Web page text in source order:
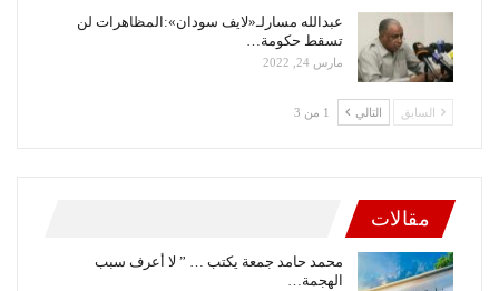
عبدالله مسارلـ«لايف سودان»:المظاهرات لن
تسقط حكومة…
مارس 24, 2022
السابق التالي 1 من 3
مقالات
محمد حامد جمعة يكتب … ” لا أعرف سبب
الهجمة…